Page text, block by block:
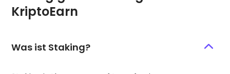
KriptoEarn
Was ist Staking?